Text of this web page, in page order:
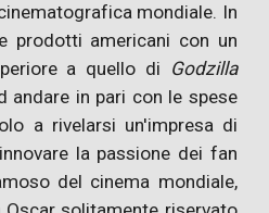
mondiale. In
prodotti americani con un
a quello di Godzilla
andare in pari con le spese
a rivelarsi un'impresa di
la passione dei fan
del cinema mondiale,